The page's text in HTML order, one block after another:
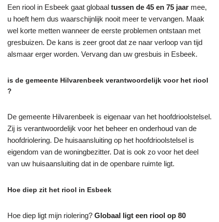
Een riool in Esbeek gaat globaal tussen de 45 en 75 jaar mee,
u hoeft hem dus waarschijnlijk nooit meer te vervangen. Maak
wel korte metten wanneer de eerste problemen ontstaan met
gresbuizen. De kans is zeer groot dat ze naar verloop van tijd
alsmaar erger worden. Vervang dan uw gresbuis in Esbeek.
is de gemeente Hilvarenbeek verantwoordelijk voor het riool
?
De gemeente Hilvarenbeek is eigenaar van het hoofdrioolstelsel.
Zij is verantwoordelijk voor het beheer en onderhoud van de
hoofdriolering. De huisaansluiting op het hoofdrioolstelsel is
eigendom van de woningbezitter. Dat is ook zo voor het deel
van uw huisaansluiting dat in de openbare ruimte ligt.
Hoe diep zit het riool in Esbeek
Hoe diep ligt mijn riolering? Globaal ligt een riool op 80